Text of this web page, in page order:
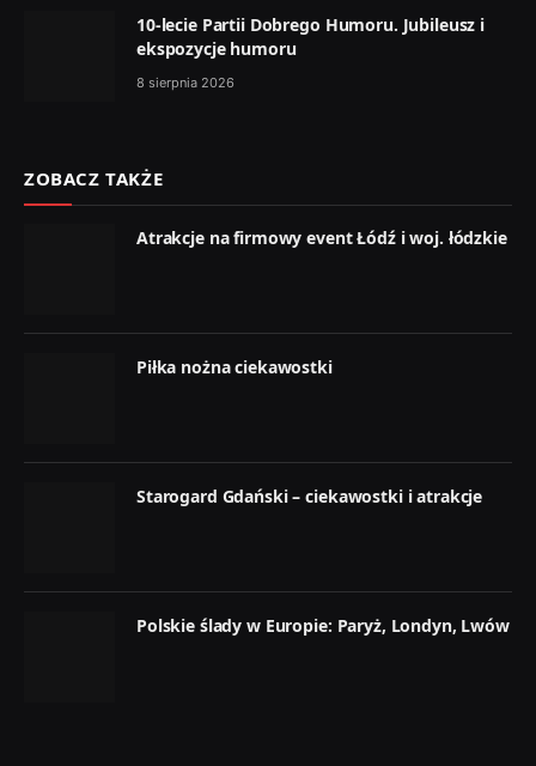
10-lecie Partii Dobrego Humoru. Jubileusz i
ekspozycje humoru
8 sierpnia 2026
ZOBACZ TAKŻE
Atrakcje na firmowy event Łódź i woj. łódzkie
Piłka nożna ciekawostki
Starogard Gdański – ciekawostki i atrakcje
Polskie ślady w Europie: Paryż, Londyn, Lwów